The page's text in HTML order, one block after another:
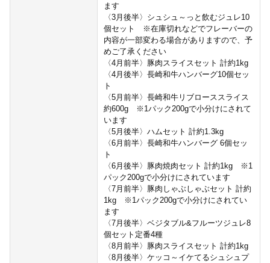
ます
〈3月後半〉シュシュ～っと飲むジュレ10
個セット ※在庫切れなどでフレーバーの
内容が一部変わる場合がありますので、予
めご了承ください
〈4月前半〉豚肉スライスセット 計約1kg
〈4月後半〉長崎和牛ハンバーグ10個セッ
ト
〈5月前半〉長崎和牛リブローススライス
約600g ※1パック200gで小分けにされて
います
〈5月後半〉ハムセット 計約1.3kg
〈6月前半〉長崎和牛ハンバーグ 6個セッ
ト
〈6月後半〉豚肉焼肉セット 計約1kg ※1
パック200gで小分けにされています
〈7月前半〉豚肉しゃぶしゃぶセット 計約
1kg ※1パック200gで小分けにされてい
ます
〈7月後半〉ベジタブル&フルーツジュレ8
個セット定番4種
〈8月前半〉豚肉スライスセット 計約1kg
〈8月後半〉ケッコ～イケてるシュシュプ